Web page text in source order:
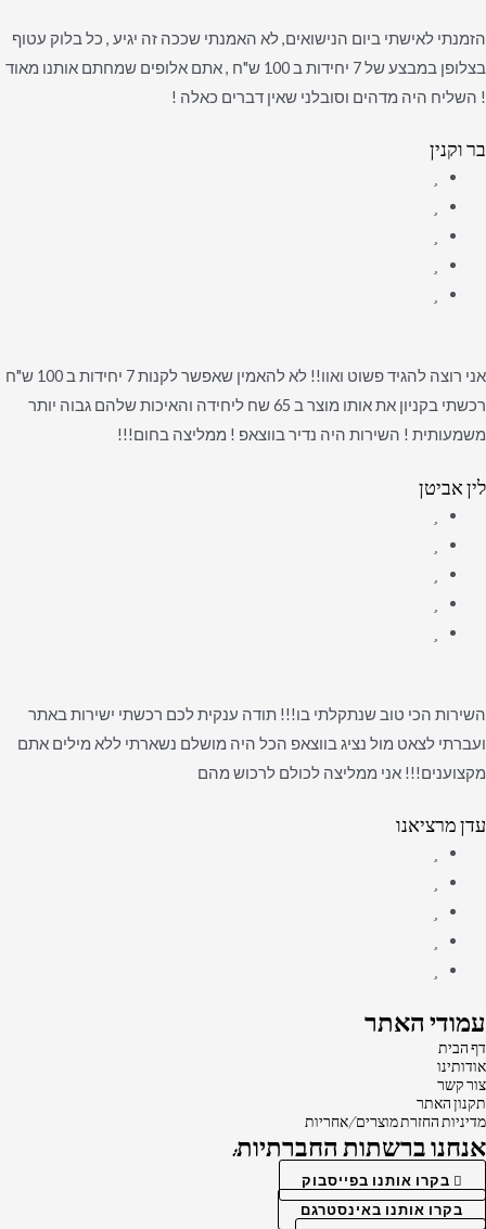
הזמנתי לאישתי ביום הנישואים, לא האמנתי שככה זה יגיע , כל בלוק עטוף
בצלופן במבצע של 7 יחידות ב 100 ש"ח , אתם אלופים שמחתם אותנו מאוד
! השליח היה מדהים וסובלני שאין דברים כאלה !
בר וקנין
אני רוצה להגיד פשוט ואוו!! לא להאמין שאפשר לקנות 7 יחידות ב 100 ש"ח
רכשתי בקניון את אותו מוצר ב 65 שח ליחידה והאיכות שלהם גבוה יותר
משמעותית ! השירות היה נדיר בווצאפ ! ממליצה בחום!!!
לין אביטן
השירות הכי טוב שנתקלתי בו!!! תודה ענקית לכם רכשתי ישירות באתר
ועברתי לצאט מול נציג בווצאפ הכל היה מושלם נשארתי ללא מילים אתם
מקצוענים!!! אני ממליצה לכולם לרכוש מהם
עדן מרציאנו
עמודי האתר
דף הבית
אודותינו
צור קשר
תקנון האתר
מדיניות החזרת מוצרים/אחריות
אנחנו ברשתות החברתיות:
בקרו אותנו בפייסבוק
בקרו אותנו באינסטרגם